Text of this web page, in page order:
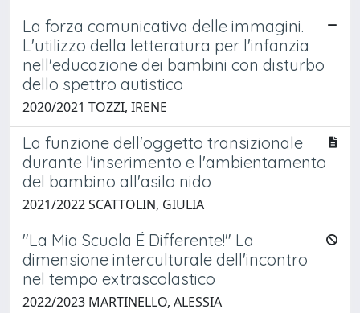
La forza comunicativa delle immagini.
L'utilizzo della letteratura per l'infanzia
nell'educazione dei bambini con disturbo
dello spettro autistico
2020/2021 TOZZI, IRENE
La funzione dell'oggetto transizionale
durante l'inserimento e l'ambientamento
del bambino all'asilo nido
2021/2022 SCATTOLIN, GIULIA
"La Mia Scuola É Differente!" La
dimensione interculturale dell'incontro
nel tempo extrascolastico
2022/2023 MARTINELLO, ALESSIA